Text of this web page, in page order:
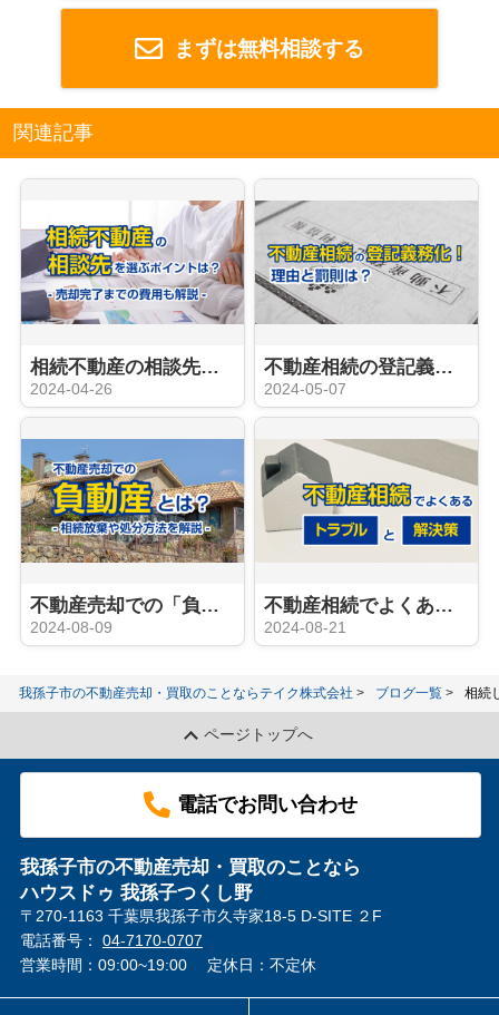
まずは無料相談する
関連記事
相続不動産の相談先を選ぶポイントは？売却完了までの費用も解説
2024-04-26
不動産相続の登記義務化！理由と罰則は？
2024-05-07
不動産売却での「負動産」とは？ -相続放棄や処分方法を解説-
2024-08-09
不動産相続でよくあるトラブルと解決策
2024-08-21
我孫子市の不動産売却・買取のことならテイク株式会社 ブログ一覧 相続
ページトップへ
電話でお問い合わせ
我孫子市の不動産売却・買取のことなら
ハウスドゥ 我孫子つくし野
〒270-1163 千葉県我孫子市久寺家18-5 D-SITE ２F
電話番号： 04-7170-0707
営業時間：09:00~19:00
定休日：不定休